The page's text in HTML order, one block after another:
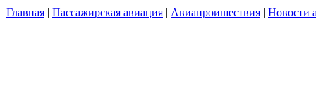
Главная | Пассажирская авиация | Авиапроишествия | Новости